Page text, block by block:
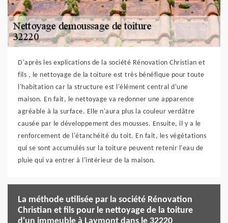
D'après les explications de la société Rénovation Christian et
fils , le nettoyage de la toiture est très bénéfique pour toute
l'habitation car la structure est l'élément central d'une
maison. En fait, le nettoyage va redonner une apparence
agréable à la surface. Elle n'aura plus la couleur verdâtre
causée par le développement des mousses. Ensuite, il y a le
renforcement de l'étanchéité du toit. En fait, les végétations
qui se sont accumulés sur la toiture peuvent retenir l'eau de
pluie qui va entrer à l'intérieur de la maison.
La méthode utilisée par la société Rénovation
Christian et fils pour le nettoyage de la toiture
d'un immeuble à Laymont dans le 32220